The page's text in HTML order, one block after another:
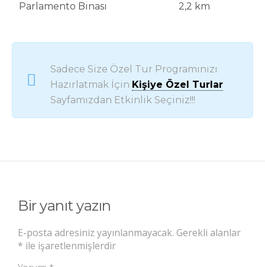
Parlamento Binası 2,2 km
Sadece Size Özel Tur Programınızı
Hazırlatmak İçin Kişiye Özel Turlar
Sayfamızdan Etkinlik Seçiniz!!!
Bir yanıt yazın
E-posta adresiniz yayınlanmayacak. Gerekli alanlar
* ile işaretlenmişlerdir